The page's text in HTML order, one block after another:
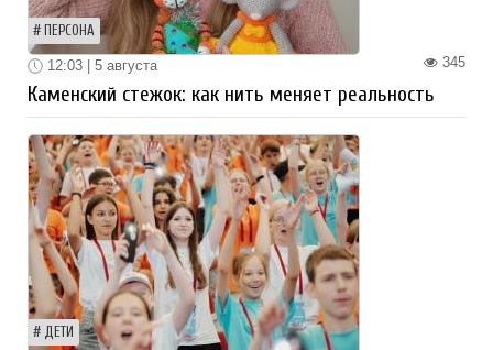
ПЕРСОНА
345
12:03 | 5 августа
Каменский стежок: как нить меняет реальность
ДЕТИ